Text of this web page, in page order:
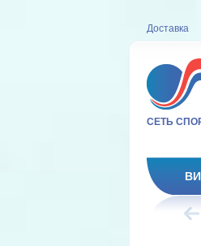
Доставка
СЕТЬ
ФИГУРНОЕ КАТАНИЕ